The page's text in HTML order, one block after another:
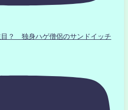
目？ 独身ハゲ僧侶のサンドイッチ